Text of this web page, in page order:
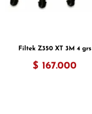
Filtek Z350 XT 3M 4 grs
$ 167.000